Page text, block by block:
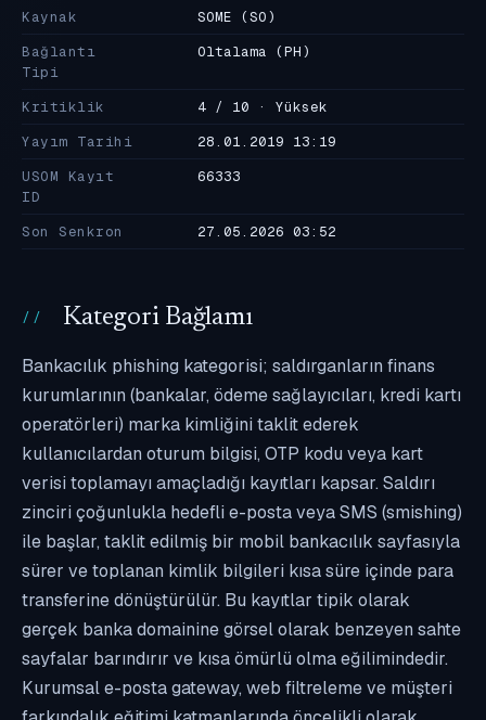
Kaynak
SOME (SO)
Bağlantı
Tipi
Oltalama (PH)
Kritiklik
4 / 10 · Yüksek
Yayım Tarihi
28.01.2019 13:19
USOM Kayıt
ID
66333
Son Senkron 27.05.2026 03:52
Kategori Bağlamı
Bankacılık phishing kategorisi; saldırganların finans
kurumlarının (bankalar, ödeme sağlayıcıları, kredi kartı
operatörleri) marka kimliğini taklit ederek
kullanıcılardan oturum bilgisi, OTP kodu veya kart
verisi toplamayı amaçladığı kayıtları kapsar. Saldırı
zinciri çoğunlukla hedefli e-posta veya SMS (smishing)
ile başlar, taklit edilmiş bir mobil bankacılık sayfasıyla
sürer ve toplanan kimlik bilgileri kısa süre içinde para
transferine dönüştürülür. Bu kayıtlar tipik olarak
gerçek banka domainine görsel olarak benzeyen sahte
sayfalar barındırır ve kısa ömürlü olma eğilimindedir.
Kurumsal e-posta gateway, web filtreleme ve müşteri